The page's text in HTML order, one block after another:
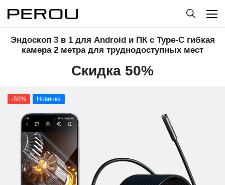
Эндоскоп 3 в 1 для Android и ПК с Type-C гибкая
камера 2 метра для труднодоступных мест
Скидка 50%
-50% Новинка